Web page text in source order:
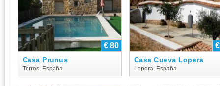
€ 80
Casa Prunus
Torres, España
Casa Cueva Lopera
Lopera, España